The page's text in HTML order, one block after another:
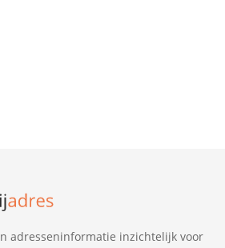
adresseninformatie inzichtelijk voor